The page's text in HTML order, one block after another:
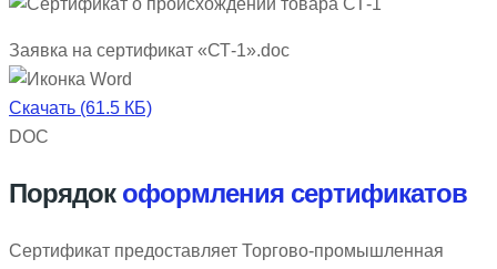
Заявка на сертификат «СТ-1».doc
Скачать (61.5 КБ)
DOC
Порядок оформления сертификатов
Сертификат предоставляет Торгово-промышленная